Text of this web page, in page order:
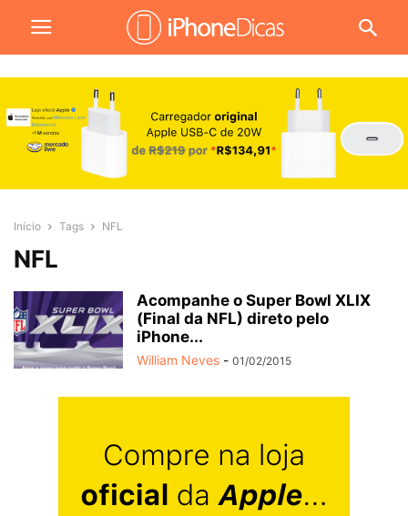
Início Tags NFL
NFL
Acompanhe o Super Bowl XLIX
(Final da NFL) direto pelo
iPhone...
William Neves - 01/02/2015